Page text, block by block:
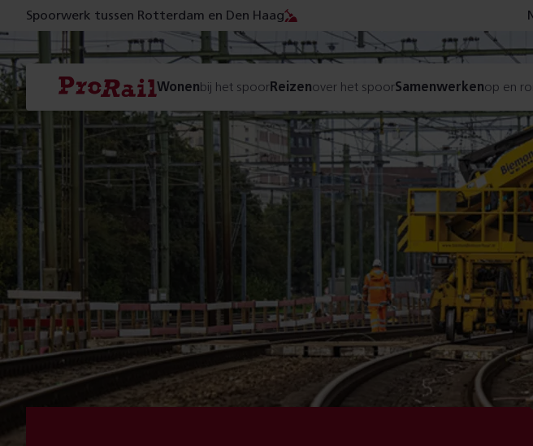
Spoorwerk tussen Rotterdam en Den Haag
Navigatie
Homepage
ProRail
Wonenbij het spoorReizenover het spoorSamenwerkenop en